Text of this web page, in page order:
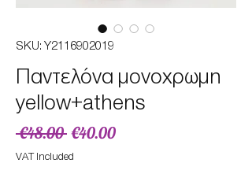
SKU: Υ2116902019
Παντελόνα μονοχρωμη
yellow+athens
€48.00 Regular
Price
€40.00Sale
VAT Included